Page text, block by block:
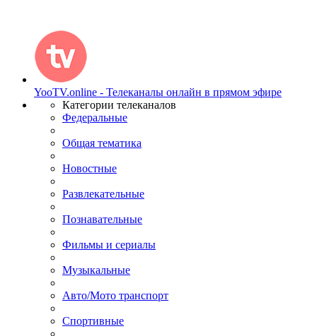
YooTV.online - Телеканалы онлайн в прямом эфире
Категории телеканалов
Федеральные
Общая тематика
Новостные
Развлекательные
Познавательные
Фильмы и сериалы
Музыкальные
Авто/Мото транспорт
Спортивные